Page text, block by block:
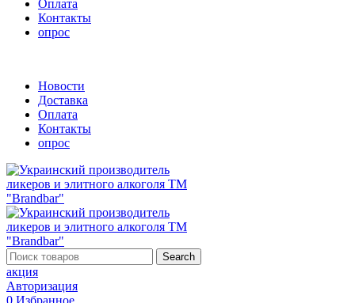
Оплата
Контакты
опрос
Новости
Доставка
Оплата
Контакты
опрос
Search
акция
Авторизация